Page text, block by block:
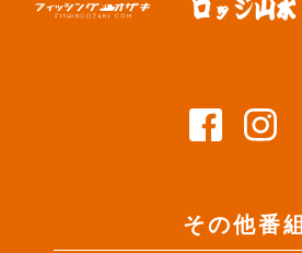
その他番組